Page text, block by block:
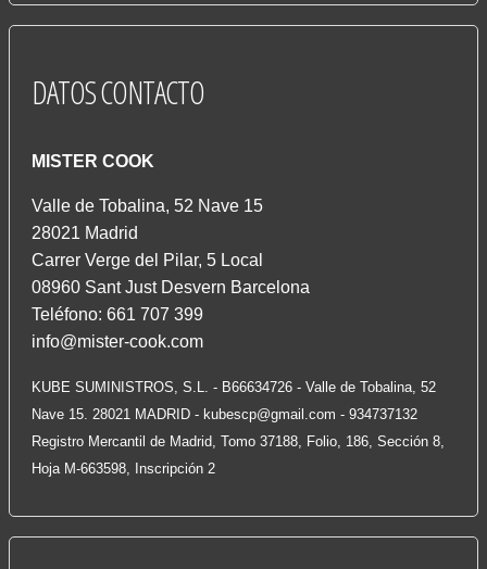
DATOSCONTACTO
MISTER COOK
Valle de Tobalina, 52 Nave 15
28021 Madrid
Carrer Verge del Pilar, 5 Local
08960 Sant Just Desvern Barcelona
Teléfono: 661 707 399
info@mister-cook.com
KUBE SUMINISTROS, S.L. - B66634726 - Valle de Tobalina, 52
Nave 15. 28021 MADRID - kubescp@gmail.com - 934737132
Registro Mercantil de Madrid, Tomo 37188, Folio, 186, Sección 8,
Hoja M-663598, Inscripción 2